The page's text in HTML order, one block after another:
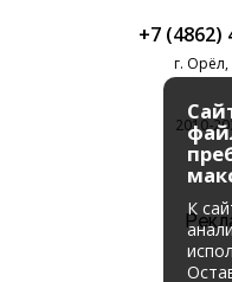
+7 (4862)
г. Орёл,
2010-
К